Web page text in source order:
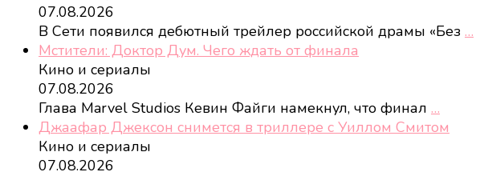
07.08.2026
В Сети появился дебютный трейлер российской драмы «Без …
Мстители: Доктор Дум. Чего ждать от финала
Кино и сериалы
07.08.2026
Глава Marvel Studios Кевин Файги намекнул, что финал …
Джаафар Джексон снимется в триллере с Уиллом Смитом
Кино и сериалы
07.08.2026